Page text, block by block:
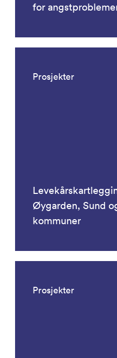
for
Prosjekter
Øygarden, Sund
kommuner
Prosjekter